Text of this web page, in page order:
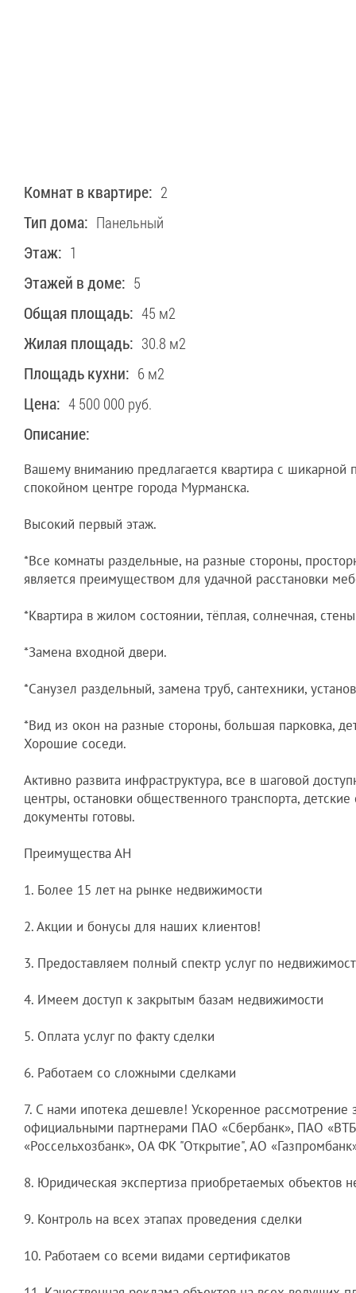
Комнат в квартире: 2
Тип дома: Панельный
Этаж: 1
Этажей в доме: 5
Общая площадь: 45 м2
Жилая площадь: 30.8 м2
Площадь кухни: 6 м2
Цена: 4 500 000 руб.
Описание:
Вашему вниманию предлагается квартира с шикарной
спокойном центре города Мурманска.
Высокий первый этаж.
*Все комнаты раздельные, на разные стороны,
является преимуществом для удачной расстановки
*Квартира в жилом состоянии, тёплая, солнечная,
*Замена входной двери.
*Санузел раздельный, замена труб, сантехники,
*Вид из окон на разные стороны, большая парковка,
Хорошие соседи.
Активно развита инфраструктура, все в шаговой
центры, остановки общественного транспорта,
документы готовы.
Преимущества АН
1. Более 15 лет на рынке недвижимости
2. Акции и бонусы для наших клиентов!
3. Предоставляем полный спектр услуг по
4. Имеем доступ к закрытым базам недвижимости
5. Оплата услуг по факту сделки
6. Работаем со сложными сделками
7. С нами ипотека дешевле! Ускоренное рассмотрение
официальными партнерами ПАО «Сбербанк», ПАО
«Россельхозбанк», ОА ФК "Открытие", АО
8. Юридическая экспертиза приобретаемых объектов
9. Контроль на всех этапах проведения сделки
10. Работаем со всеми видами сертификатов